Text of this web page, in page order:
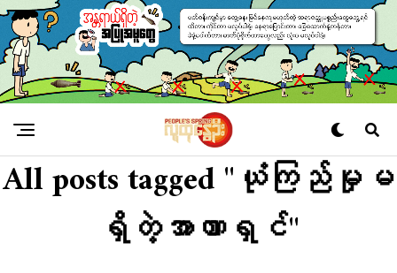
All posts tagged "ယုံကြည်မှုမ
ရှိတဲ့အာဏာရှင်"